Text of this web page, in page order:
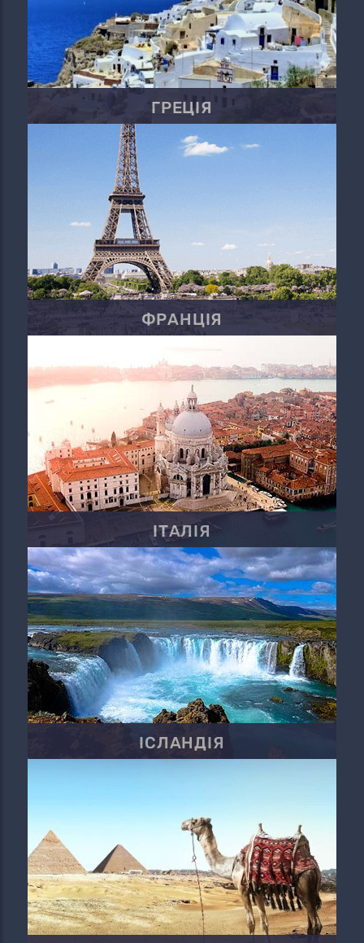
ГРЕЦІЯ
ФРАНЦІЯ
ІТАЛІЯ
ІСЛАНДІЯ